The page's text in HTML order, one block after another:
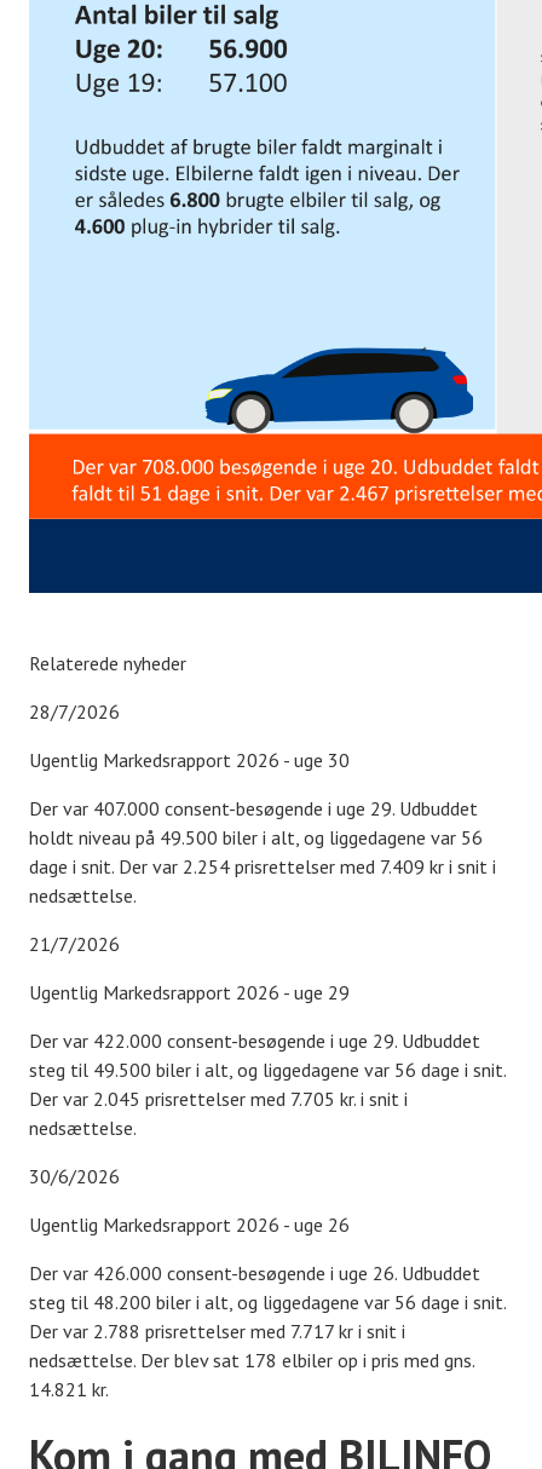
Relaterede nyheder
28/7/2026
Ugentlig Markedsrapport 2026 - uge 30
Der var 407.000 consent-besøgende i uge 29. Udbuddet
holdt niveau på 49.500 biler i alt, og liggedagene var 56
dage i snit. Der var 2.254 prisrettelser med 7.409 kr i snit i
nedsættelse.
21/7/2026
Ugentlig Markedsrapport 2026 - uge 29
Der var 422.000 consent-besøgende i uge 29. Udbuddet
steg til 49.500 biler i alt, og liggedagene var 56 dage i snit.
Der var 2.045 prisrettelser med 7.705 kr. i snit i
nedsættelse.
30/6/2026
Ugentlig Markedsrapport 2026 - uge 26
Der var 426.000 consent-besøgende i uge 26. Udbuddet
steg til 48.200 biler i alt, og liggedagene var 56 dage i snit.
Der var 2.788 prisrettelser med 7.717 kr i snit i
nedsættelse. Der blev sat 178 elbiler op i pris med gns.
14.821 kr.
Kom i gang med BILINFO